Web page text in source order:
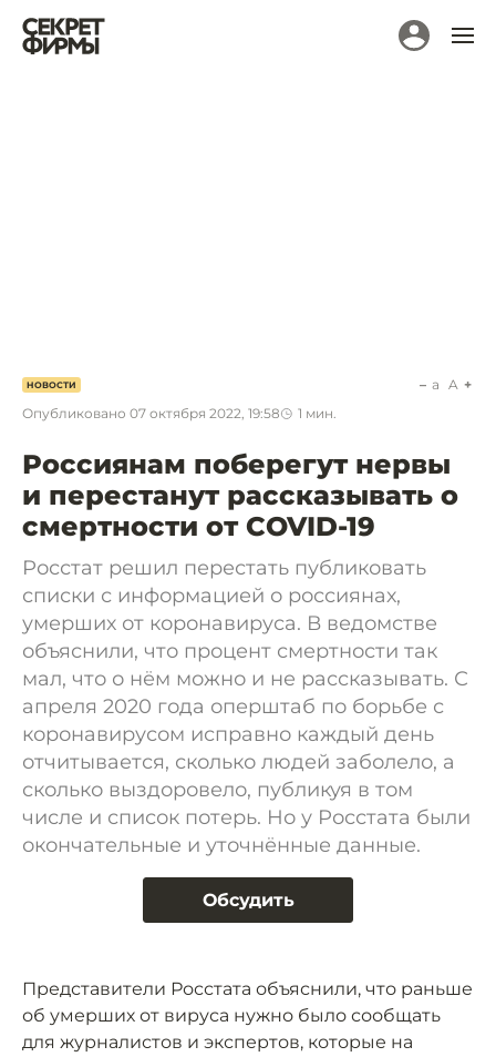
НОВОСТИ
Опубликовано 07 октября 2022, 19:58 1 мин.
a A
Россиянам поберегут нервы
и перестанут рассказывать о
смертности от COVID-19
Росстат решил перестать публиковать
списки с информацией о россиянах,
умерших от коронавируса. В ведомстве
объяснили, что процент смертности так
мал, что о нём можно и не рассказывать. С
апреля 2020 года оперштаб по борьбе с
коронавирусом исправно каждый день
отчитывается, сколько людей заболело, а
сколько выздоровело, публикуя в том
числе и список потерь. Но у Росстата были
окончательные и уточнённые данные.
Обсудить
Представители Росстата объяснили, что раньше
об умерших от вируса нужно было сообщать
для журналистов и экспертов, которые на